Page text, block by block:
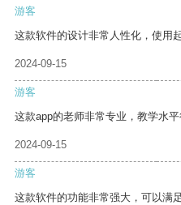
游客
这款软件的设计非常人性化，使用
2024-09-15
游客
这款app的老师非常专业，教学水
2024-09-15
游客
这款软件的功能非常强大，可以满